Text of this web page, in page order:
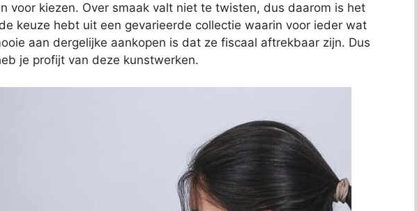
voor kiezen. Over smaak valt niet te twisten, dus daarom is het
keuze hebt uit een gevarieerde collectie waarin voor ieder wat
aan dergelijke aankopen is dat ze fiscaal aftrekbaar zijn. Dus
je profijt van deze kunstwerken.